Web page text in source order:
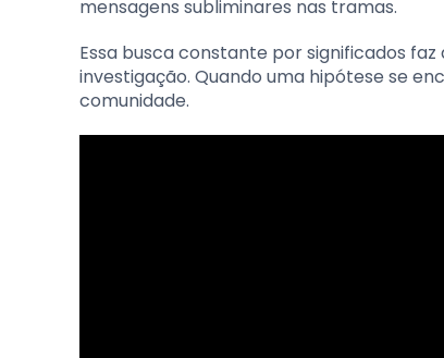
mensagens subliminares nas tramas.
Essa busca constante por significados
investigação. Quando uma hipótese se
comunidade.